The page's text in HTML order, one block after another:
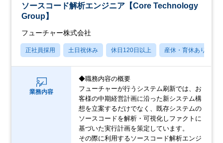
ソースコード解析エンジニア【Core Technology
Group】
フューチャー株式会社
正社員採用 土日祝休み 休日120日以上 産休・育休あり
業務内容
◆職務内容の概要
フューチャーが行うシステム刷新では、お
客様の中期経営計画に沿った新システム構
想を立案するだけでなく、既存システムの
ソースコードを解析・可視化しファクトに
基づいた実行計画を策定しています。
その際に利用するソースコード解析エンジ